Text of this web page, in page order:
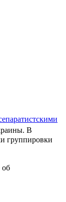
В
группировки
об